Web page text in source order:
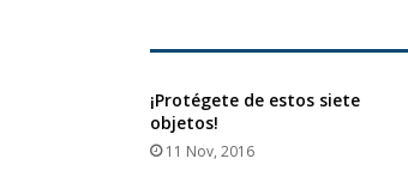
¡Protégete de estos siete
objetos!
11 Nov, 2016